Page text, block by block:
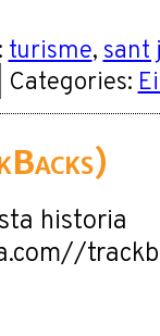
turisme,sant
historia